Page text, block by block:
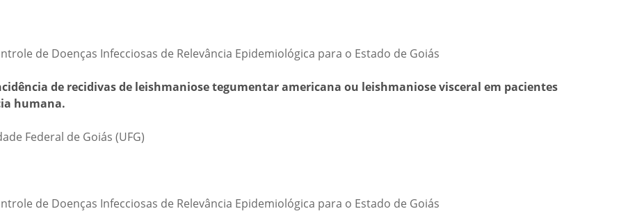
de Doenças Infecciosas de Relevância Epidemiológica para o Estado de Goiás
de recidivas de leishmaniose tegumentar americana ou leishmaniose visceral em pacientes
humana.
Federal de Goiás (UFG)
de Doenças Infecciosas de Relevância Epidemiológica para o Estado de Goiás